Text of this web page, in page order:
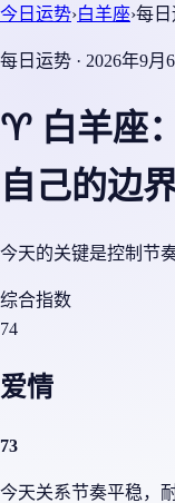
今日运势›白羊座›每
每日运势 · 2026年9月
♈ 白羊座
自己的边
今天的关键是控制节
综合指数
74
爱情
73
今天关系节奏平稳，